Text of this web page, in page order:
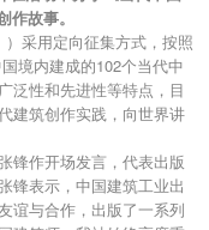
作故事。
）采用定向征集方式，按照
境内建成的102个当代中
泛性和先进性等特点，目
建筑创作实践，向世界讲
锋作开场发言，代表出版
锋表示，中国建筑工业出
谊与合作，出版了一系列